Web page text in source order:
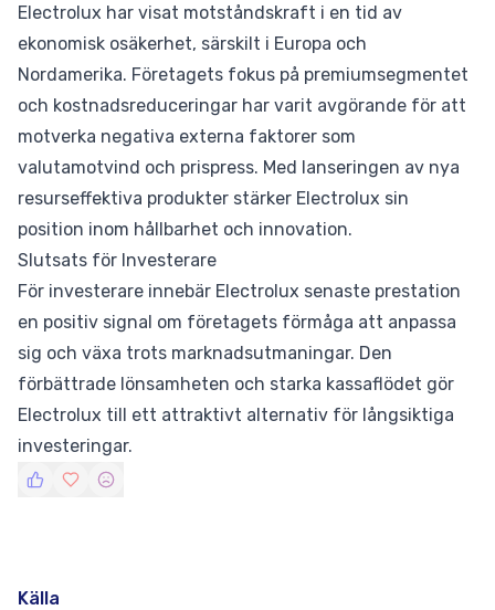
Electrolux har visat motståndskraft i en tid av
ekonomisk osäkerhet, särskilt i Europa och
Nordamerika. Företagets fokus på premiumsegmentet
och kostnadsreduceringar har varit avgörande för att
motverka negativa externa faktorer som
valutamotvind och prispress. Med lanseringen av nya
resurseffektiva produkter stärker Electrolux sin
position inom hållbarhet och innovation.
Slutsats för Investerare
För investerare innebär Electrolux senaste prestation
en positiv signal om företagets förmåga att anpassa
sig och växa trots marknadsutmaningar. Den
förbättrade lönsamheten och starka kassaflödet gör
Electrolux till ett attraktivt alternativ för långsiktiga
investeringar.
Källa